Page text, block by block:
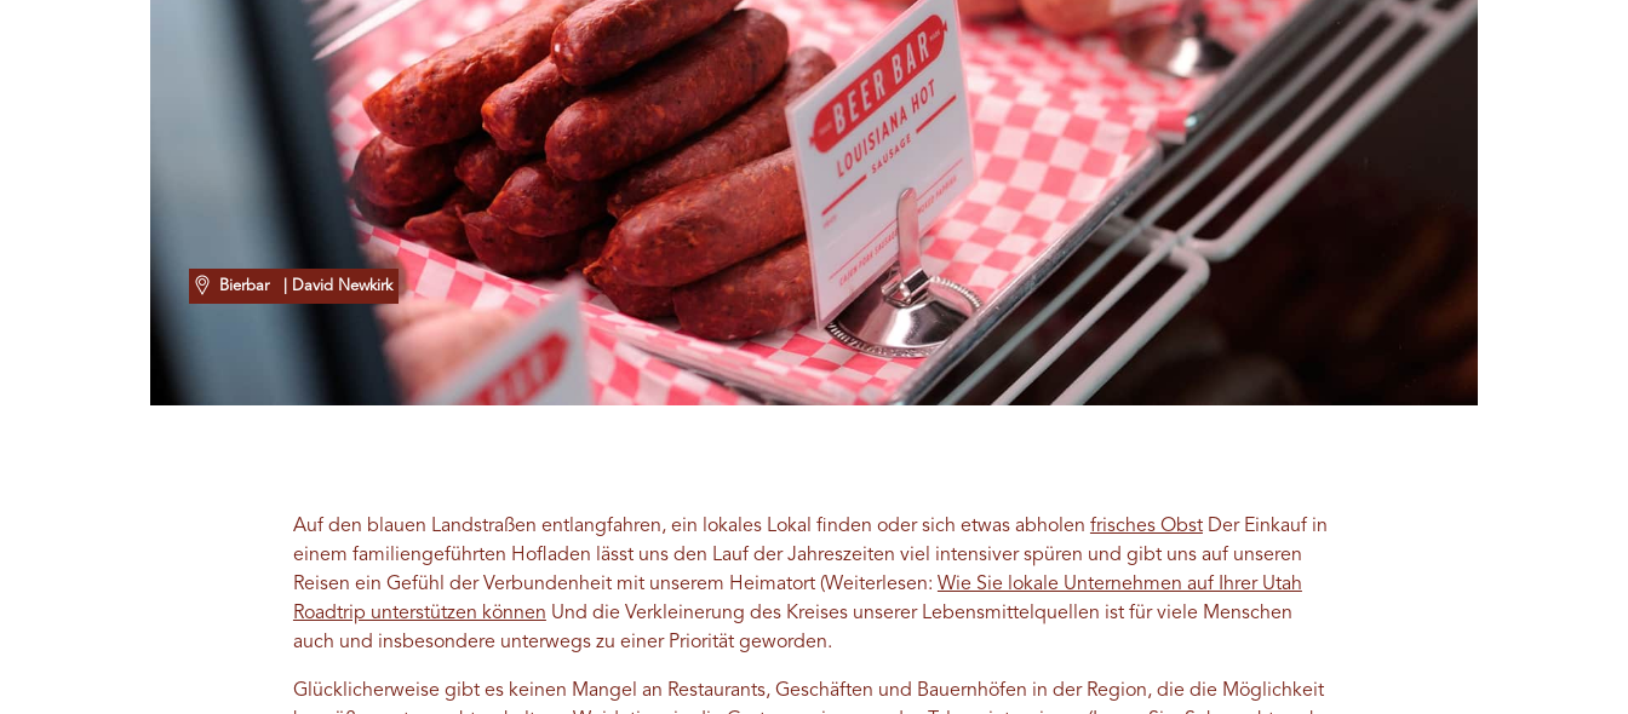
Bierbar | David Newkirk
Auf den blauen Landstraßen entlangfahren, ein lokales Lokal finden oder sich etwas abholen frisches ObstDer Einkauf in
einem familiengeführten Hofladen lässt uns den Lauf der Jahreszeiten viel intensiver spüren und gibt uns auf unseren
Reisen ein Gefühl der Verbundenheit mit unserem Heimatort (Weiterlesen: Wie Sie lokale Unternehmen auf Ihrer Utah
Roadtrip unterstützen können Und die Verkleinerung des Kreises unserer Lebensmittelquellen ist für viele Menschen
auch und insbesondere unterwegs zu einer Priorität geworden.
Glücklicherweise gibt es keinen Mangel an Restaurants, Geschäften und Bauernhöfen in der Region, die die Möglichkeit